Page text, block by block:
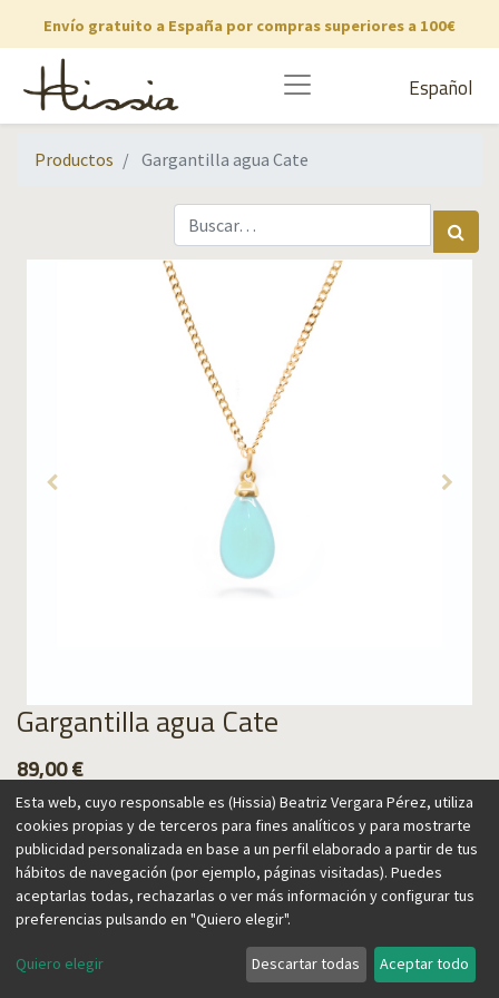
Envío gratuito a España por compras superiores a 100€
Español
Productos Gargantilla agua Cate
Gargantilla agua Cate
89,00€
Agregar al carrito
Collar con piedras naturales en tonos favorecedores, con un
Esta web, cuyo responsable es (Hissia) Beatriz Vergara Pérez, utiliza
cookies propias y de terceros para fines analíticos y para mostrarte
publicidad personalizada en base a un perfil elaborado a partir de tus
hábitos de navegación (por ejemplo, páginas visitadas). Puedes
aceptarlas todas, rechazarlas o ver más información y configurar tus
preferencias pulsando en "Quiero elegir".
Quiero elegir Descartar todas Aceptar todo